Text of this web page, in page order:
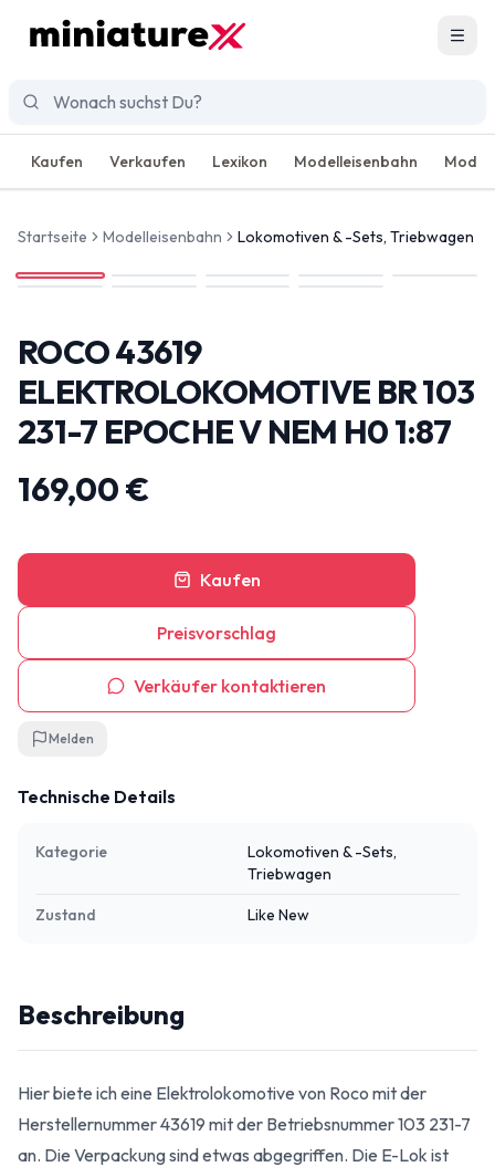
Menü
Kaufen Verkaufen Lexikon Modelleisenbahn
Startseite Modelleisenbahn Lokomotiven & -Sets, Triebwagen
ROCO 43619
ELEKTROLOKOMOTIVE BR 103
231-7 EPOCHE V NEM H0 1:87
169,00 €
Kaufen
Preisvorschlag
Verkäufer kontaktieren
Melden
Technische Details
Kategorie
Lokomotiven & -Sets,
Triebwagen
Zustand Like New
Beschreibung
Hier biete ich eine Elektrolokomotive von Roco mit der
Herstellernummer 43619 mit der Betriebsnummer 103 231-7
an. Die Verpackung sind etwas abgegriffen. Die E-Lok ist